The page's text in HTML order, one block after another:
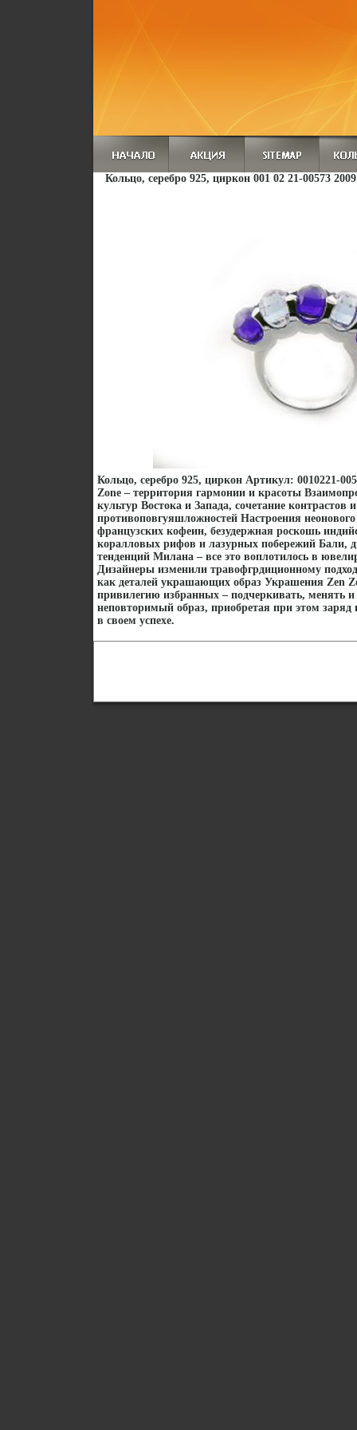
Кольцо, серебро 925, циркон 001 02 21-00573
Кольцо, серебро 925, циркон Артикул: 0010221-
Zone – территория гармонии и красоты
культур Востока и Запада, сочетание контрастов и
противоповгуяшложностей Настроения
французских кофеин, безудержная роскошь
коралловых рифов и лазурных побережий Бали,
тенденций Милана – все это воплотилось в
Дизайнеры изменили травофгрдиционному
как деталей украшающих образ Украшения Zen
привилегию избранных – подчеркивать, менять и
неповторимый образ, приобретая при этом заряд
в своем успехе.